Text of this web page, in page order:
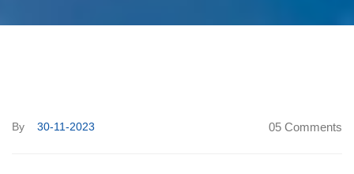
By 30-11-2023 05 Comments